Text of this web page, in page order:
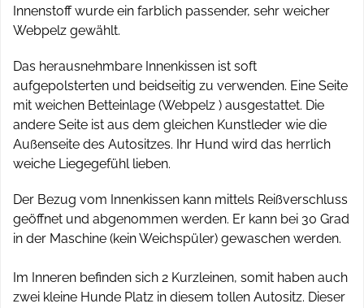
Innenstoff wurde ein farblich passender, sehr weicher
Webpelz gewählt.
Das herausnehmbare Innenkissen ist soft
aufgepolsterten und beidseitig zu verwenden. Eine Seite
mit weichen Betteinlage (Webpelz ) ausgestattet. Die
andere Seite ist aus dem gleichen Kunstleder wie die
Außenseite des Autositzes. Ihr Hund wird das herrlich
weiche Liegegefühl lieben.
Der Bezug vom Innenkissen kann mittels Reißverschluss
geöffnet und abgenommen werden. Er kann bei 30 Grad
in der Maschine (kein Weichspüler) gewaschen werden.
Im Inneren befinden sich 2 Kurzleinen, somit haben auch
zwei kleine Hunde Platz in diesem tollen Autositz. Dieser